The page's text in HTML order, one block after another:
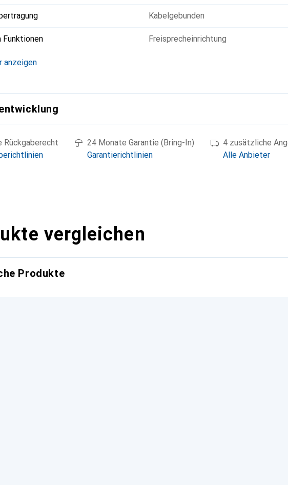
Kabelgebunden
Funktionen Freisprecheinrichtung
anzeigen
Rückgaberecht
24 Monate Garantie (Bring-In)
Garantierichtlinien
4 zusätzliche
Alle Anbieter
vergleichen
Produkte